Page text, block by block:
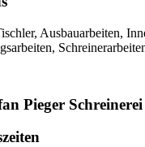
Ausbauarbeiten,
Pieger Schreinerei